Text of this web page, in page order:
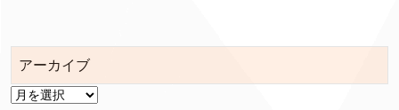
アーカイブ
ア